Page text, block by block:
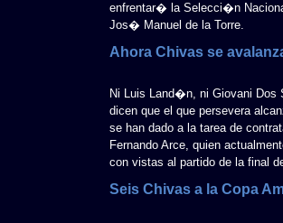
enfrentar� la Selecci�n
Jos� Manuel de la Torre.
Ahora Chivas se
Ni Luis Land�n, ni Giovani Dos
dicen que el que persevera
se han dado a la tarea de
Fernando Arce, quien
con vistas al partido de la final
Seis Chivas a la Copa